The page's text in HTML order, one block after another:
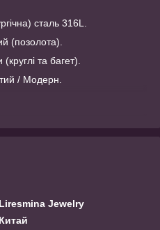
сталь 316L.
(позолота).
(круглі та багет).
/ Модерн.
Liresmina Jewelry
Китай